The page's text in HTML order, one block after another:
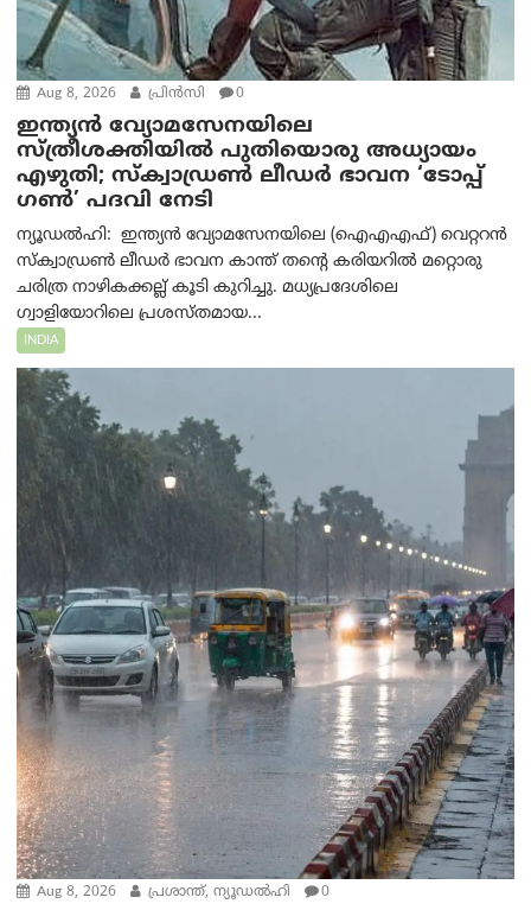
Aug 8, 2026 പ്രിന്‍സി 0
ഇന്ത്യൻ വ്യോമസേനയിലെ
സ്ത്രീശക്തിയിൽ പുതിയൊരു അധ്യായം
എഴുതി; സ്ക്വാഡ്രൺ ലീഡർ ഭാവന ‘ടോപ്പ്
ഗൺ’ പദവി നേടി
ന്യൂഡൽഹി: ഇന്ത്യൻ വ്യോമസേനയിലെ (ഐഎഎഫ്) വെറ്ററൻ
സ്ക്വാഡ്രൺ ലീഡർ ഭാവന കാന്ത് തന്റെ കരിയറിൽ മറ്റൊരു
ചരിത്ര നാഴികക്കല്ല് കൂടി കുറിച്ചു. മധ്യപ്രദേശിലെ
ഗ്വാളിയോറിലെ പ്രശസ്തമായ...
INDIA
Aug 8, 2026 പ്രശാന്ത്, ന്യൂഡല്‍ഹി 0